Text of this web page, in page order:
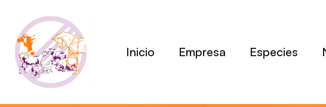
contenido
Inicio Empresa Especies